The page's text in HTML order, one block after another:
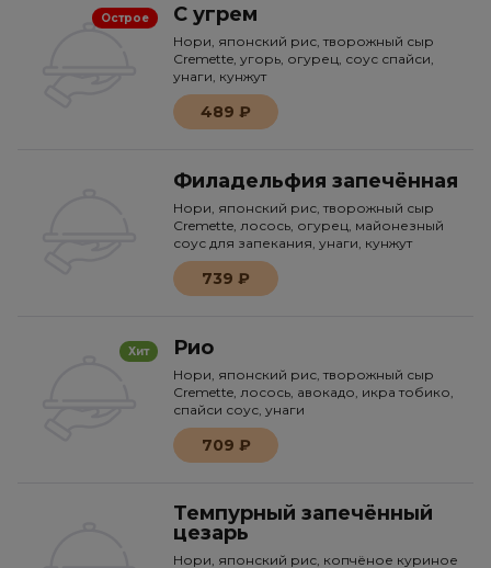
Острое С угрем
Нори, японский рис, творожный сыр
Cremette, угорь, огурец, соус спайси,
унаги, кунжут
489 ₽
Филадельфия запечённая
Нори, японский рис, творожный сыр
Cremette, лосось, огурец, майонезный
соус для запекания, унаги, кунжут
739 ₽
Хит Рио
Нори, японский рис, творожный сыр
Cremette, лосось, авокадо, икра тобико,
спайси соус, унаги
709 ₽
Темпурный запечённый
цезарь
Нори, японский рис, копчёное куриное